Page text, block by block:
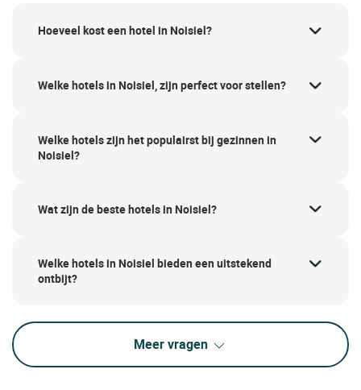
Hoeveel kost een hotel in Noisiel?
Welke hotels in Noisiel, zijn perfect voor stellen?
Welke hotels zijn het populairst bij gezinnen in
Noisiel?
Wat zijn de beste hotels in Noisiel?
Welke hotels in Noisiel bieden een uitstekend
ontbijt?
Meer vragen